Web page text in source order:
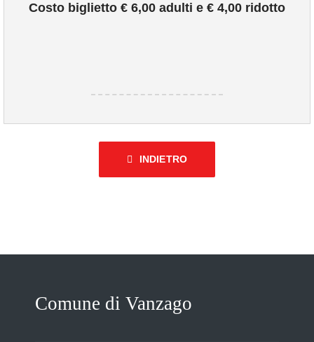
Costo biglietto € 6,00 adulti e € 4,00 ridotto
INDIETRO
Comune di Vanzago